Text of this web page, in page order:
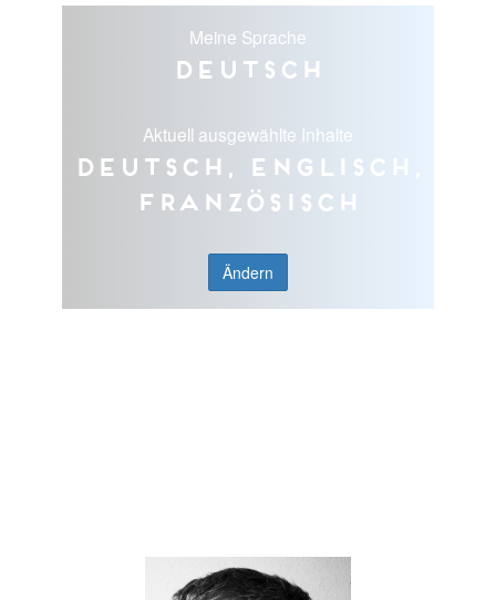
Meine Sprache
Deutsch
Aktuell ausgewählte Inhalte
Deutsch, Englisch,
Französisch
Ändern